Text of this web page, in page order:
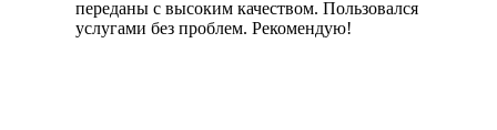
переданы с высоким качеством. Пользовался
услугами без проблем. Рекомендую!